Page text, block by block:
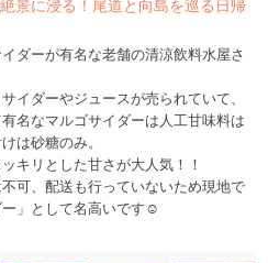
ダーが有名な老舗の清涼飲料水屋さ
イダーやジュースが売られていて、
名なマルゴサイダーは人工甘味料は
は砂糖のみ。
キリとした甘さが大人気！！
可、配送も行っていないため現地で
」として名高いです☺️